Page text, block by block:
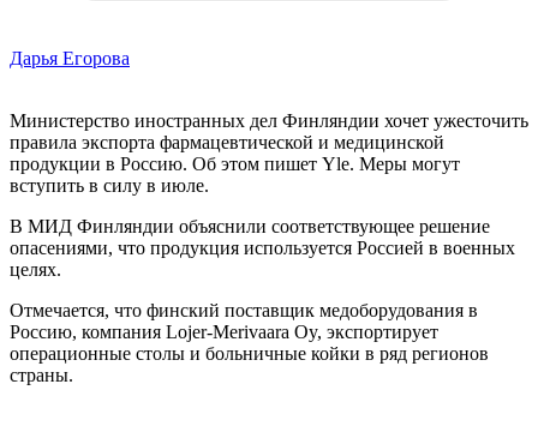
Дарья Егорова
Министерство иностранных дел Финляндии хочет ужесточить
правила экспорта фармацевтической и медицинской
продукции в Россию. Об этом пишет Yle. Меры могут
вступить в силу в июле.
В МИД Финляндии объяснили соответствующее решение
опасениями, что продукция используется Россией в военных
целях.
Отмечается, что финский поставщик медоборудования в
Россию, компания Lojer-Merivaara Oy, экспортирует
операционные столы и больничные койки в ряд регионов
страны.